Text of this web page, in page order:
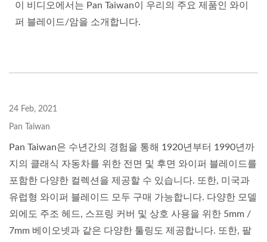
이 비디오에서는 Pan Taiwan이 우리의 주요 제품인 와이
퍼 블레이드/암을 소개합니다.
24 Feb, 2021
Pan Taiwan
Pan Taiwan은 수년간의 경험을 통해 1920년부터 1990년까
지의 클래식 자동차를 위한 전면 및 후면 와이퍼 블레이드를
포함한 다양한 컬렉션을 제공할 수 있습니다. 또한, 미국과
유럽형 와이퍼 블레이드 모두 구매 가능합니다. 다양한 모델
외에도 주조 헤드, 스프링 커버 및 상호 사용을 위한 5mm /
7mm 베이오넷과 같은 다양한 툴링도 제공합니다. 또한, 팔